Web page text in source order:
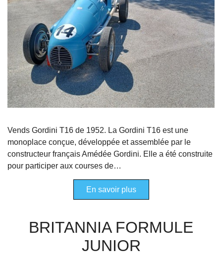
Vends Gordini T16 de 1952. La Gordini T16 est une
monoplace conçue, développée et assemblée par le
constructeur français Amédée Gordini. Elle a été construite
pour participer aux courses de…
En savoir plus
BRITANNIA FORMULE
JUNIOR